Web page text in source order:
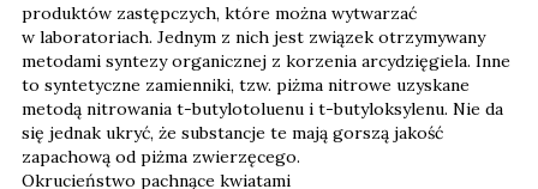
produktów zastępczych, które można wytwarzać
w laboratoriach. Jednym z nich jest związek otrzymywany
metodami syntezy organicznej z korzenia arcydzięgiela. Inne
to syntetyczne zamienniki, tzw. piżma nitrowe uzyskane
metodą nitrowania t-butylotoluenu i t-butyloksylenu. Nie da
się jednak ukryć, że substancje te mają gorszą jakość
zapachową od piżma zwierzęcego.
Okrucieństwo pachnące kwiatami